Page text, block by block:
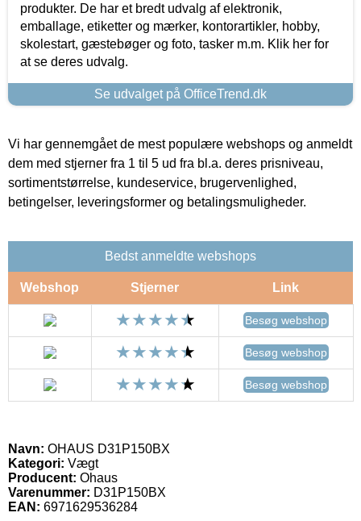
produkter. De har et bredt udvalg af elektronik,
emballage, etiketter og mærker, kontorartikler, hobby,
skolestart, gæstebøger og foto, tasker m.m. Klik her for
at se deres udvalg.
Se udvalget på OfficeTrend.dk
Vi har gennemgået de mest populære webshops og anmeldt
dem med stjerner fra 1 til 5 ud fra bl.a. deres prisniveau,
sortimentstørrelse, kundeservice, brugervenlighed,
betingelser, leveringsformer og betalingsmuligheder.
Bedst anmeldte webshops
Webshop Stjerner Link
Besøg webshop
Besøg webshop
Besøg webshop
Navn: OHAUS D31P150BX
Kategori: Vægt
Producent: Ohaus
Varenummer: D31P150BX
EAN: 6971629536284